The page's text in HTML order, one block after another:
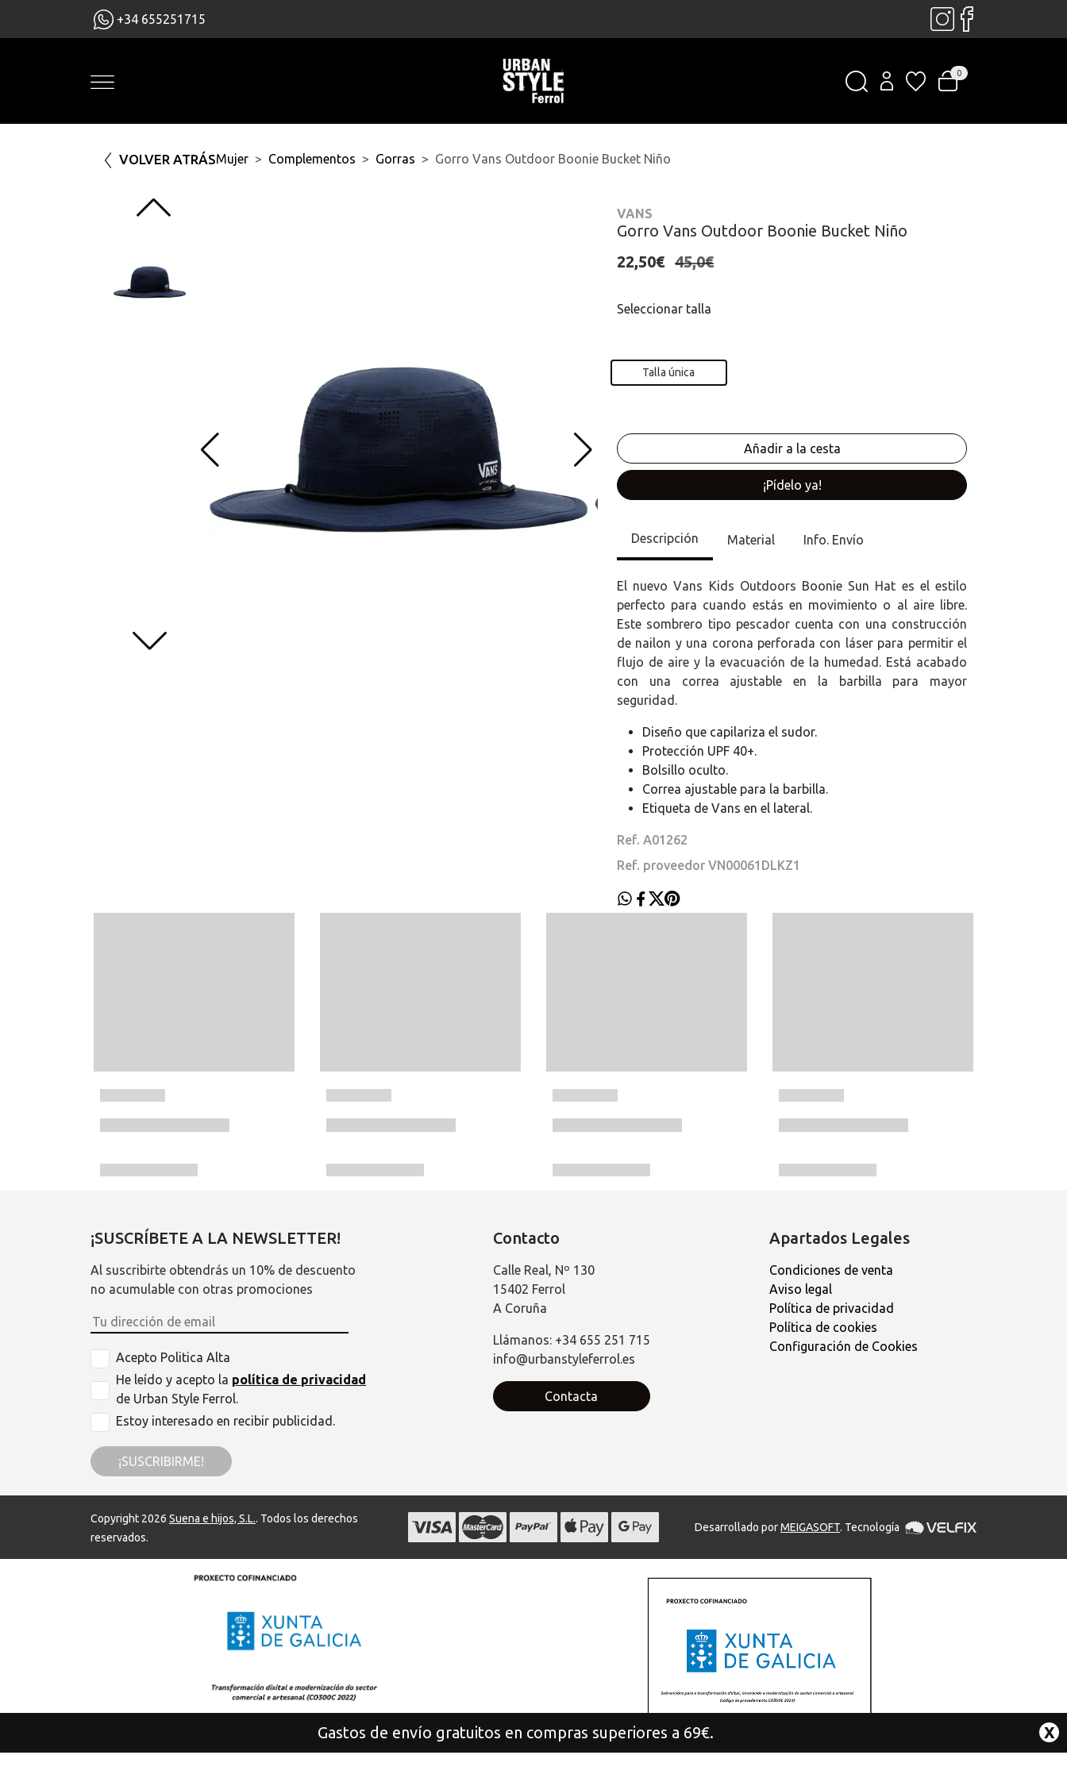
+34 655251715
0
VOLVER ATRÁSMujer Complementos Gorras Gorro Vans Outdoor Boonie Bucket Niño
VANS
Gorro Vans Outdoor Boonie Bucket Niño
22,50€ 45,0€
Seleccionar talla
Talla única
¡Pídelo ya!
Descripción Material Info. Envío
El nuevo Vans Kids Outdoors Boonie Sun Hat es el estilo
perfecto para cuando estás en movimiento o al aire libre.
Este sombrero tipo pescador cuenta con una construcción
de nailon y una corona perforada con láser para permitir el
flujo de aire y la evacuación de la humedad. Está acabado
con una correa ajustable en la barbilla para mayor
seguridad.
Diseño que capilariza el sudor.
Protección UPF 40+.
Bolsillo oculto.
Correa ajustable para la barbilla.
Etiqueta de Vans en el lateral.
Ref. A01262
Ref. proveedor VN00061DLKZ1
¡SUSCRÍBETE A LA NEWSLETTER!
Al suscribirte obtendrás un 10% de descuento
no acumulable con otras promociones
Acepto Politica Alta
He leído y acepto la política de privacidad
de Urban Style Ferrol.
Estoy interesado en recibir publicidad.
¡SUSCRIBIRME!
Contacto
Calle Real, Nº 130
15402 Ferrol
A Coruña
Llámanos: +34 655 251 715
info@urbanstyleferrol.es
Contacta
Apartados Legales
Condiciones de venta
Aviso legal
Política de privacidad
Política de cookies
Configuración de Cookies
Copyright 2026 Suena e hijos, S.L.. Todos los derechos
reservados.
Desarrollado porMEIGASOFT. Tecnología
Gastos de envío gratuitos en compras superiores a 69€. X